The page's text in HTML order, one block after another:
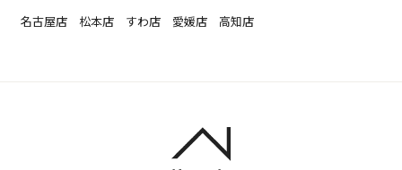
名古屋店
松本店 すわ店 愛媛店 高知店